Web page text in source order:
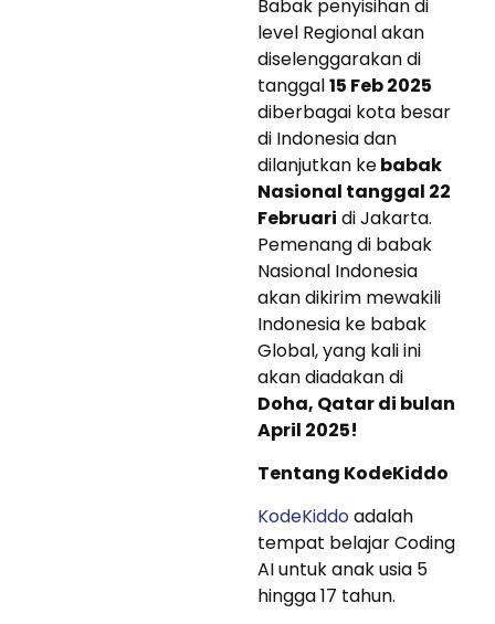
Babak penyisihan di
level Regional akan
diselenggarakan di
tanggal15 Feb 2025
diberbagai kota besar
di Indonesia dan
dilanjutkan kebabak
Nasional tanggal 22
Februari di Jakarta.
Pemenang di babak
Nasional Indonesia
akan dikirim mewakili
Indonesia ke babak
Global, yang kali ini
akan diadakan di
Doha, Qatar di bulan
April 2025!
Tentang KodeKiddo
KodeKiddoadalah
tempat belajar Coding
AI untuk anak usia 5
hingga 17 tahun.